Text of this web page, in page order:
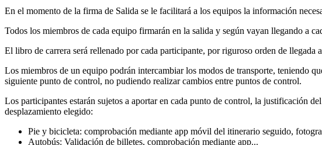
En el momento de la firma de Salida se le facilitará a los equipos la información
Todos los miembros de cada equipo firmarán en la salida y según vayan llegando a
El libro de carrera será rellenado por cada participante, por riguroso orden de llegada
Los miembros de un equipo podrán intercambiar los modos de transporte, teniendo
siguiente punto de control, no pudiendo realizar cambios entre puntos de control.
Los participantes estarán sujetos a aportar en cada punto de control, la justificación
desplazamiento elegido:
Pie y bicicleta: comprobación mediante app móvil del itinerario seguido,
Autobús: Validación de billetes, comprobación mediante app...